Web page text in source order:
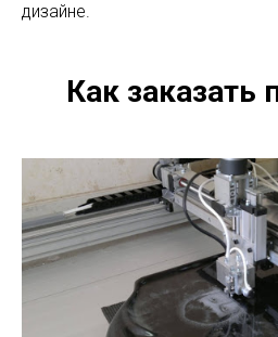
дизайне.
Как заказать